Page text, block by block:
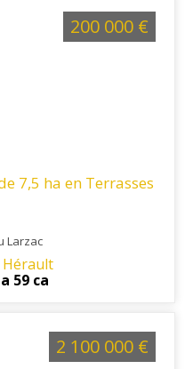
7,5 ha en Terrasses
Larzac
59 ca
200 000 €
2 100 000 €